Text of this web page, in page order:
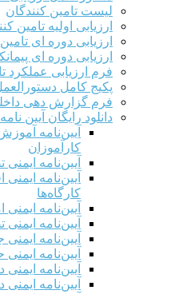
لیست تامین کنندگان
ارزیابی اولیه تامین
ارزیابی دوره ای
ارزیابی دوره ای
فرم ارزيابی عملکرد
پکیج کامل
فرم گزارش دهی
دانلود رایگان آیین
آیین‌نامه
کارآموزان
آیین‌نامه
آیین‌نامه
کارگاه‌ها
آیین‌نامه ایمنی
آیین‌نامه
آیین‌نامه
آیین‌نامه
آیین‌نامه ایمنی
آیین‌نامه